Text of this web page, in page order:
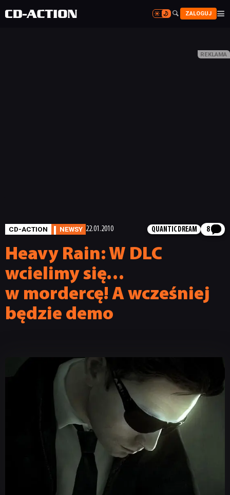

 ZALOGUJ 

CD-ACTION NEWSY 22.01.2010 QUANTIC DREAM 8
Heavy Rain: W DLC
wcielimy się…
w mordercę! A wcześniej
będzie demo